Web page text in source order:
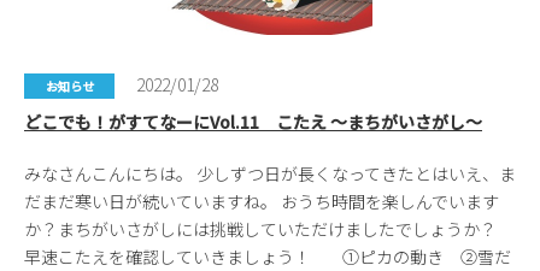
お知らせ
2022/01/28
どこでも！がすてなーにVol.11 こたえ ～まちがいさがし～
みなさんこんにちは。 少しずつ日が長くなってきたとはいえ、ま
だまだ寒い日が続いていますね。 おうち時間を楽しんでいます
か？まちがいさがしには挑戦していただけましたでしょうか？
早速こたえを確認していきましょう！ ①ピカの動き ②雪だ